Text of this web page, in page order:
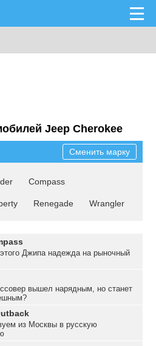
Jeep Cherokee
Сменить марку
Compass
Renegade Wrangler
Джипа надежда на рыночный
вышел нарядным, но станет
из Москвы в русскую